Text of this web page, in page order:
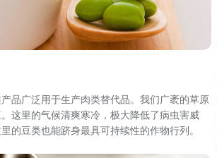
品广泛用于生产肉类替代品。我们广袤的草原
这里的气候清爽寒冷，极大降低了病虫害威
的豆类也能跻身最具可持续性的作物行列。